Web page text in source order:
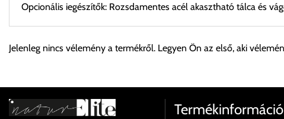
Opcionális iegészítők: Rozsdamentes acél akasztható tálca és
Személyes átvétel:
Önnek lehetősége van rendelését a beérkezést követően
Cím:1133 Budapest, Váci út 100.
Jelenleg nincs vélemény a termékről. Legyen Ön az első, aki